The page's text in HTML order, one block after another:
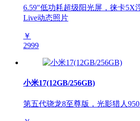
6.59"低功耗超级阳光屏，徕卡5X
Live动态照片
￥
2999
小米17(12GB/256GB)
第五代骁龙8至尊版，光影猎人